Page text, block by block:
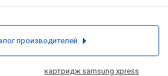
картридж samsung xpress